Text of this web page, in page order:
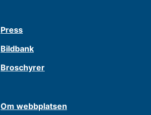
Press
Bildbank
Broschyrer
Om webbplatsen